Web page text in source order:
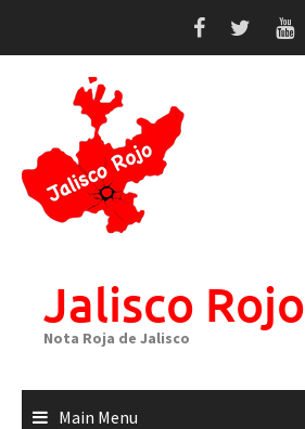
Jalisco Rojo
Nota Roja de Jalisco
Main Menu